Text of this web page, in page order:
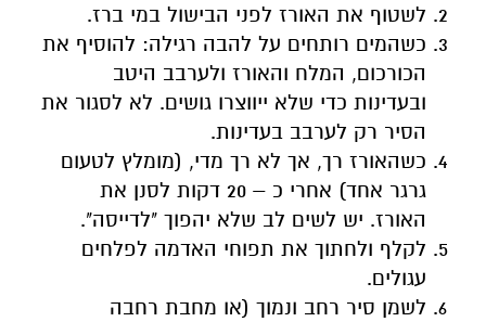
לשטוף את האורז לפני הבישול במי ברז.
כשהמים רותחים על להבה רגילה: להוסיף את
הכורכום, המלח והאורז ולערבב היטב
ובעדינות כדי שלא ייווצרו גושים. לא לסגור את
הסיר רק לערבב בעדינות.
כשהאורז רך, אך לא רך מדי, (מומלץ לטעום
גרגר אחד) אחרי כ – 20 דקות לסנן את
האורז. יש לשים לב שלא יהפוך "לדייסה".
לקלף ולחתוך את תפוחי האדמה לפלחים
עגולים.
לשמן סיר רחב ונמוך (או מחבת רחבה